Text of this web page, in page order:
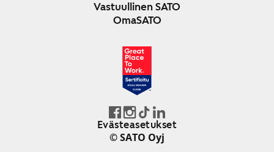
Vastuullinen SATO
OmaSATO
JOULU 2024-2025
SUOMI
Evästeasetukset
© SATO Oyj